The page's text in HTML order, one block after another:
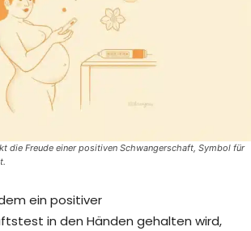
die Freude einer positiven Schwangerschaft, Symbol für
ein positiver
in den Händen gehalten wird,